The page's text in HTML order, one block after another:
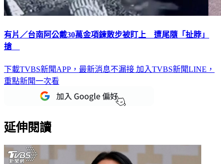
有片／台南阿公戴30萬金項鍊散步被盯上 遭尾隨「扯脖」
下載TVBS新聞APP，最新消息不漏接
重點新聞一次看